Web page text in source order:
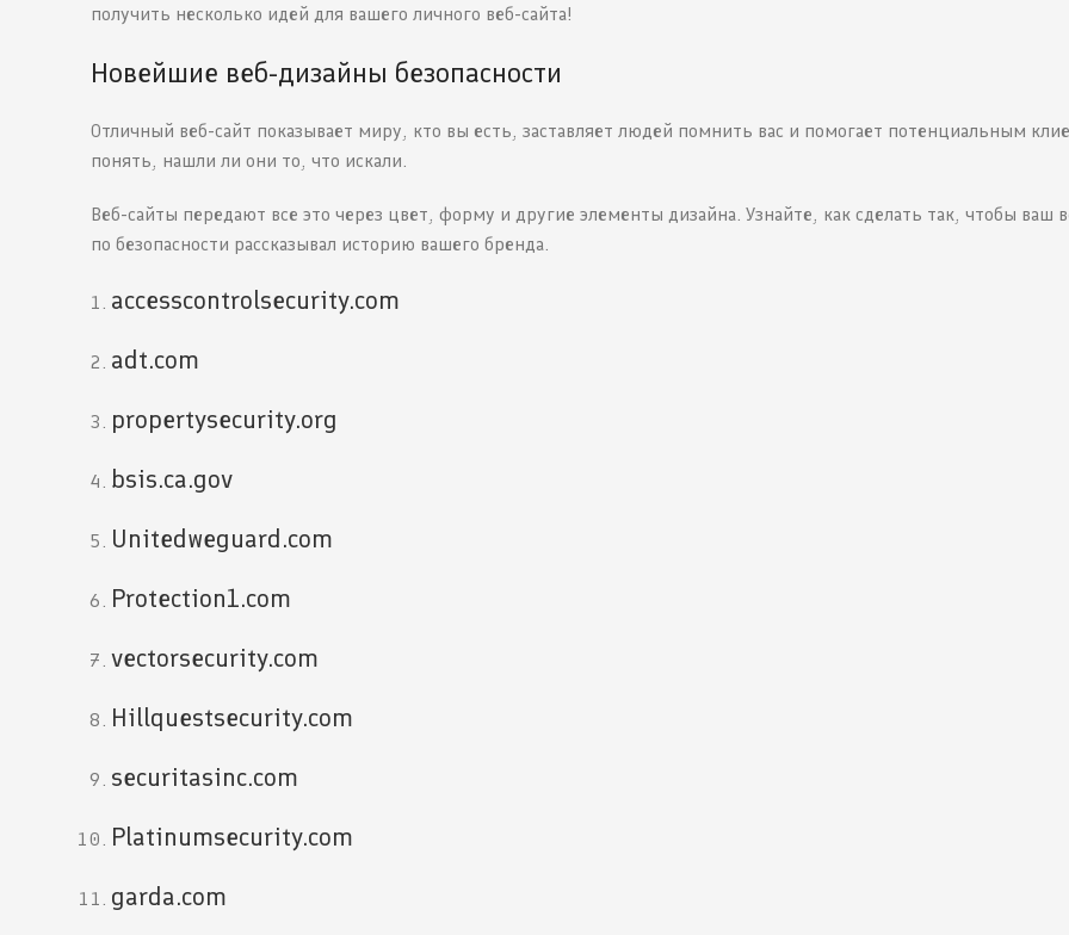
получить несколько идей для вашего личного веб-сайта!
Новейшие веб-дизайны безопасности
Отличный веб-сайт показывает миру, кто вы есть, заставляет людей помнить вас и помогает потенциальным
понять, нашли ли они то, что искали.
Веб-сайты передают все это через цвет, форму и другие элементы дизайна. Узнайте, как сделать так, чтобы ваш
по безопасности рассказывал историю вашего бренда.
accesscontrolsecurity.com
adt.com
propertysecurity.org
bsis.ca.gov
Unitedweguard.com
Protection1.com
vectorsecurity.com
Hillquestsecurity.com
securitasinc.com
Platinumsecurity.com
garda.com